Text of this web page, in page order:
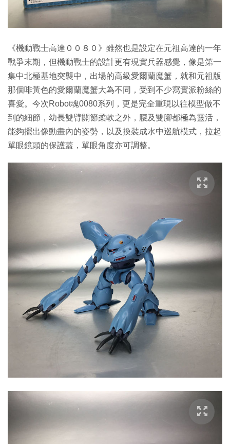
《機動戰士高達００８０》雖然也是設定在元祖高達的一年
戰爭末期，但機動戰士的設計更有現實兵器感覺，像是第一
集中北極基地突襲中，出場的高級愛爾蘭魔蟹，就和元祖版
那個啡黃色的愛爾蘭魔蟹大為不同，受到不少寫實派粉絲的
喜愛。今次Robot魂0080系列，更是完全重現以往模型做不
到的細節，幼長雙臂關節柔軟之外，腰及雙腳都極為靈活，
能夠擺出像動畫內的姿勢，以及換裝成水中巡航模式，拉起
單眼鏡頭的保護蓋，單眼角度亦可調整。